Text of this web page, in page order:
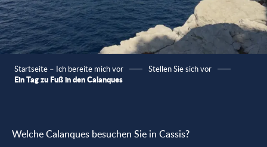
Startseite – Ich bereite mich vor Stellen Sie sich vor
Ein Tag zu Fuß in den Calanques
Welche Calanques besuchen Sie in Cassis?